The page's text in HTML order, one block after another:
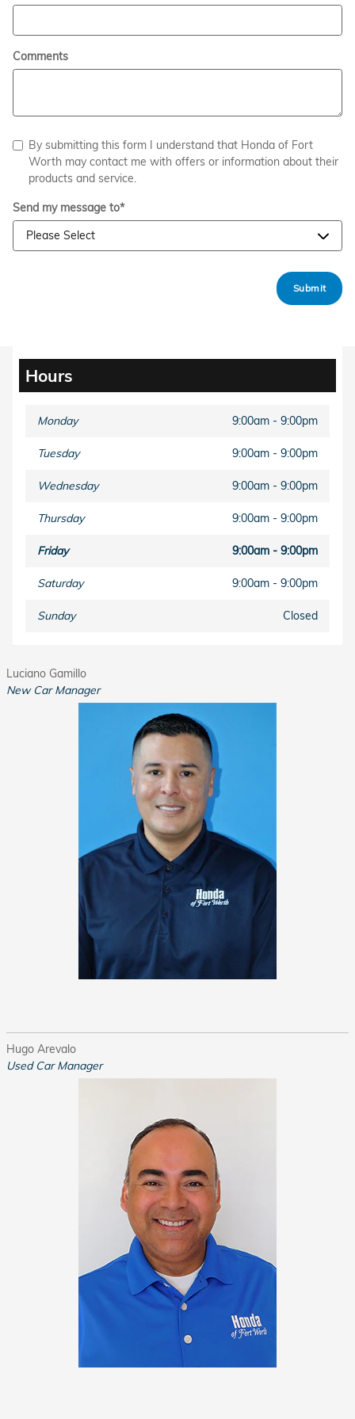
Comments
By submitting this form I understand that Honda of Fort
Worth may contact me with offers or information about their
products and service.
Send my message to*
Submit
Hours
Monday 9:00am - 9:00pm
Tuesday 9:00am - 9:00pm
Wednesday 9:00am - 9:00pm
Thursday 9:00am - 9:00pm
Friday 9:00am - 9:00pm
Saturday 9:00am - 9:00pm
Sunday Closed
Luciano Gamillo
New Car Manager
Hugo Arevalo
Used Car Manager